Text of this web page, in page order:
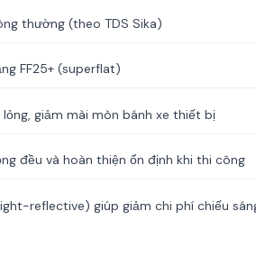
thường (theo TDS Sika)
FF25+ (superflat)
giảm mài mòn bánh xe thiết bị
đều và hoàn thiện ổn định khi thi công
reflective) giúp giảm chi phí chiếu